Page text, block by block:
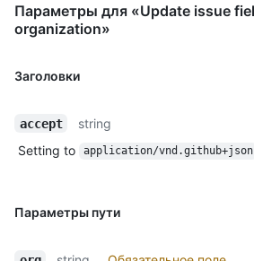
Параметры для «Update issue
organization»
Заголовки
accept
string
Setting to
application/vnd.github+json
Параметры пути